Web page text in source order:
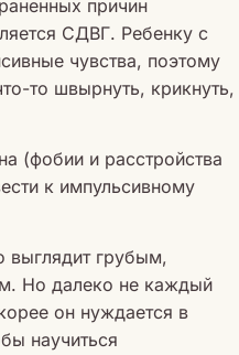
причин
СДВГ. Ребенку с
чувства, поэтому
то швырнуть, крикнуть,
(фобии и расстройства
к импульсивному
выглядит грубым,
Но далеко не каждый
он нуждается в
научиться